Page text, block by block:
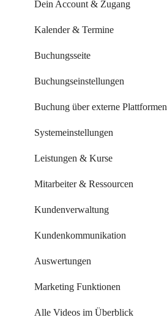
Dein Account & Zugang
Kalender & Termine
Buchungsseite
Buchungseinstellungen
Buchung über externe Plattformen
Systemeinstellungen
Leistungen & Kurse
Mitarbeiter & Ressourcen
Kundenverwaltung
Kundenkommunikation
Auswertungen
Marketing Funktionen
Alle Videos im Überblick